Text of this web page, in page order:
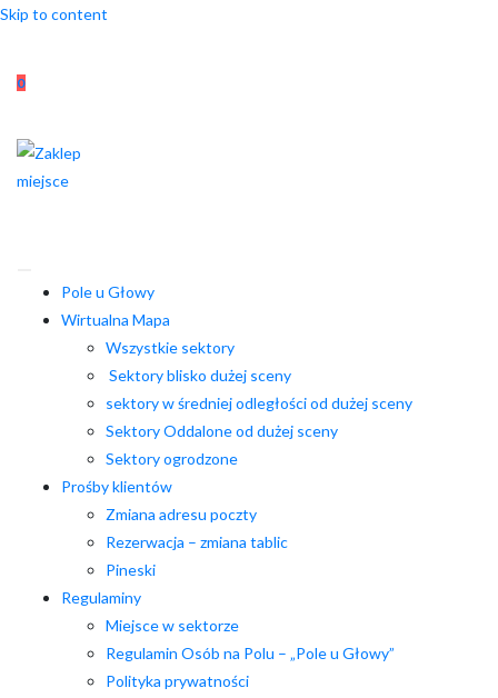
Skip to content
0
Pole u Głowy
Wirtualna Mapa
Wszystkie sektory
Sektory blisko dużej sceny
sektory w średniej odległości od dużej sceny
Sektory Oddalone od dużej sceny
Sektory ogrodzone
Prośby klientów
Zmiana adresu poczty
Rezerwacja – zmiana tablic
Pineski
Regulaminy
Miejsce w sektorze
Regulamin Osób na Polu – „Pole u Głowy”
Polityka prywatności